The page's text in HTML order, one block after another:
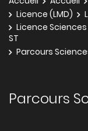
Licence (LMD)
Licence
ST
Parcours
Parcours